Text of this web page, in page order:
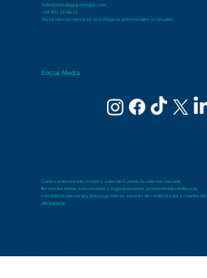
hola@psicologojuanrojas.com
+34 651 02 66 12
No se ofrecen servicios psicológicos presenciales ni virtuales.
Social Media
Como conferencista, orador y autor de Cuando la vida nos sacude,
llevo estos temas a escenarios y organizaciones, promoviendo resiliencia,
crecimiento personal y liderazgo interior a través de conferencias y charlas de
alto impacto.